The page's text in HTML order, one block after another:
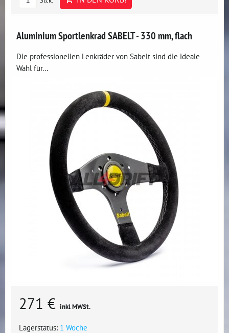
Aluminium Sportlenkrad SABELT - 330 mm, flach
Die professionellen Lenkräder von Sabelt sind die ideale
Wahl für...
271 € inkl MWSt.
Lagerstatus: 1 Woche